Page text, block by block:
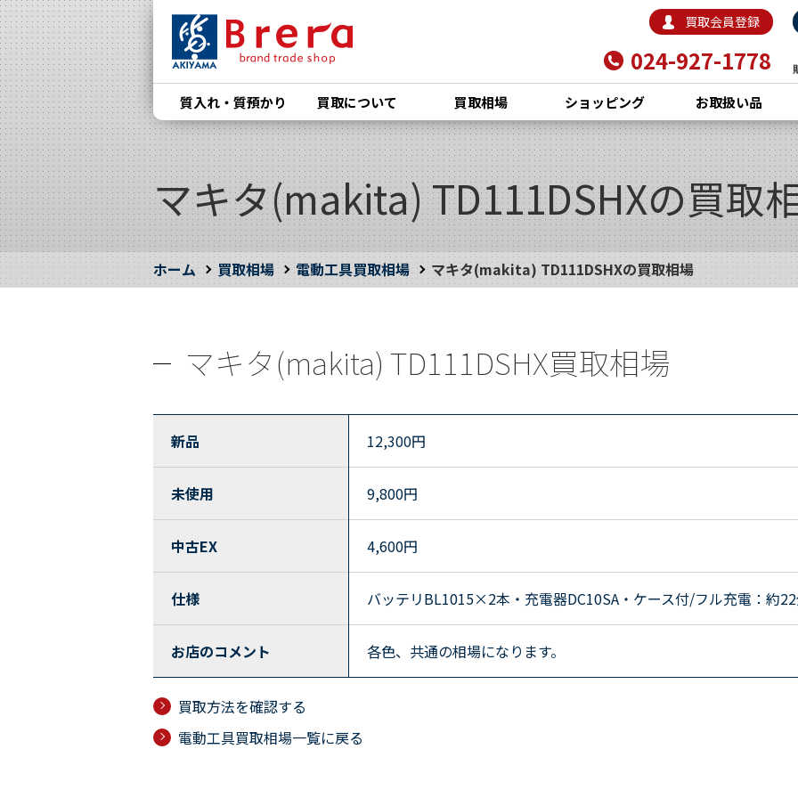
買取会員登録
024-927-1778
質入れ・質預かり 買取について 買取相場 ショッピング お取扱い品
マキタ(makita) TD111DSHXの買取
ホーム 買取相場 電動工具買取相場 マキタ(makita) TD111DSHXの買取相場
マキタ(makita) TD111DSHX買取相場
新品 12,300円
未使用 9,800円
中古EX 4,600円
仕様 バッテリBL1015×2本・充電器DC10SA・ケース付/フル充電：約
お店のコメント 各色、共通の相場になります。
買取方法を確認する
電動工具買取相場一覧に戻る